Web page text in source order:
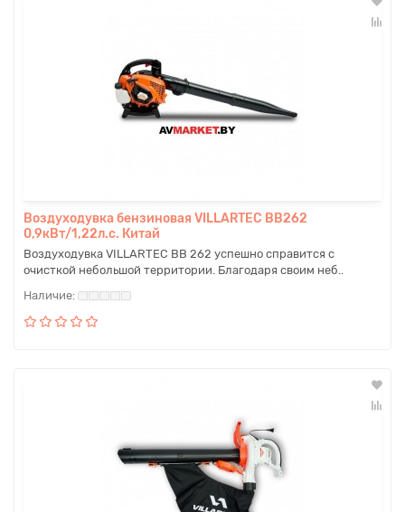
Воздуходувка бензиновая VILLARTEC BB262
0,9кВт/1,22л.с. Китай
Воздуходувка VILLARTEC BB 262 успешно справится с
очисткой небольшой территории. Благодаря своим неб..